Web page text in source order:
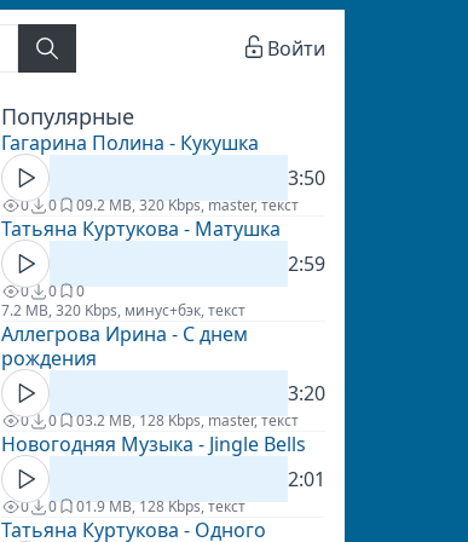
Войти
Популярные
Гагарина Полина - Кукушка
3:50
0 0 09.2 MB, 320 Kbps, master, текст
Татьяна Куртукова - Матушка
2:59
0 0
0
7.2 MB, 320 Kbps, минус+бэк, текст
Аллегрова Ирина - С днем
рождения
3:20
0 0 03.2 MB, 128 Kbps, master, текст
Новогодняя Музыка - Jingle Bells
2:01
0 0 01.9 MB, 128 Kbps, текст
Татьяна Куртукова - Одного